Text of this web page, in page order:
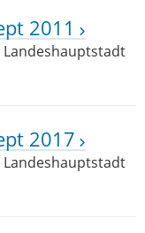
2011
2017